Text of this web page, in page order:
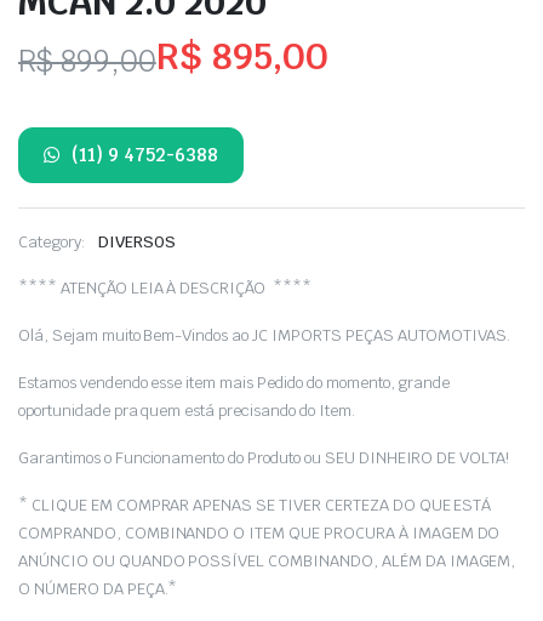
R$899,00
preço
original
era:
R$ 899,00.
R$ 895,00
preço
atual
é:
R$ 895,00.
(11) 9 4752-6388
Category: DIVERSOS
**** ATENÇÃO LEIA À DESCRIÇÃO ****
Olá, Sejam muito Bem-Vindos ao JC IMPORTS PEÇAS AUTOMOTIVAS.
Estamos vendendo esse item mais Pedido do momento, grande
oportunidade pra quem está precisando do Item.
Garantimos o Funcionamento do Produto ou SEU DINHEIRO DE VOLTA!
* CLIQUE EM COMPRAR APENAS SE TIVER CERTEZA DO QUE ESTÁ
COMPRANDO, COMBINANDO O ITEM QUE PROCURA À IMAGEM DO
ANÚNCIO OU QUANDO POSSÍVEL COMBINANDO, ALÉM DA IMAGEM,
O NÚMERO DA PEÇA.*